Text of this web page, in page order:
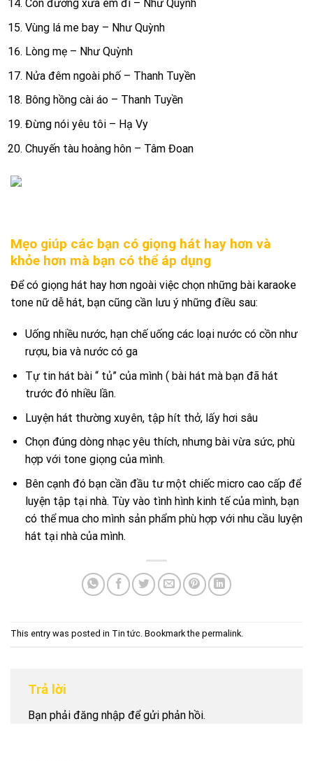
Con đường xưa em đi – Như Quỳnh
Vùng lá me bay – Như Quỳnh
Lòng mẹ – Như Quỳnh
Nửa đêm ngoài phố – Thanh Tuyền
Bông hồng cài áo – Thanh Tuyền
Đừng nói yêu tôi – Hạ Vy
Chuyến tàu hoàng hôn – Tâm Đoan
Mẹo giúp các bạn có giọng hát hay hơn và
khỏe hơn mà bạn có thể áp dụng
Để có giọng hát hay hơn ngoài việc chọn những bài karaoke
tone nữ dễ hát, bạn cũng cần lưu ý những điều sau:
Uống nhiều nước, hạn chế uống các loại nước có cồn như
rượu, bia và nước có ga
Tự tin hát bài “ tủ” của mình ( bài hát mà bạn đã hát
trước đó nhiều lần.
Luyện hát thường xuyên, tập hít thở, lấy hơi sâu
Chọn đúng dòng nhạc yêu thích, nhưng bài vừa sức, phù
hợp với tone giọng của mình.
Bên cạnh đó bạn cần đầu tư một chiếc micro cao cấp để
luyện tập tại nhà. Tùy vào tình hình kinh tế của mình, bạn
có thể mua cho mình sản phẩm phù hợp với nhu cầu luyện
hát tại nhà của mình.
This entry was posted in Tin tức. Bookmark the permalink.
Trả lời
Bạn phải đăng nhập để gửi phản hồi.